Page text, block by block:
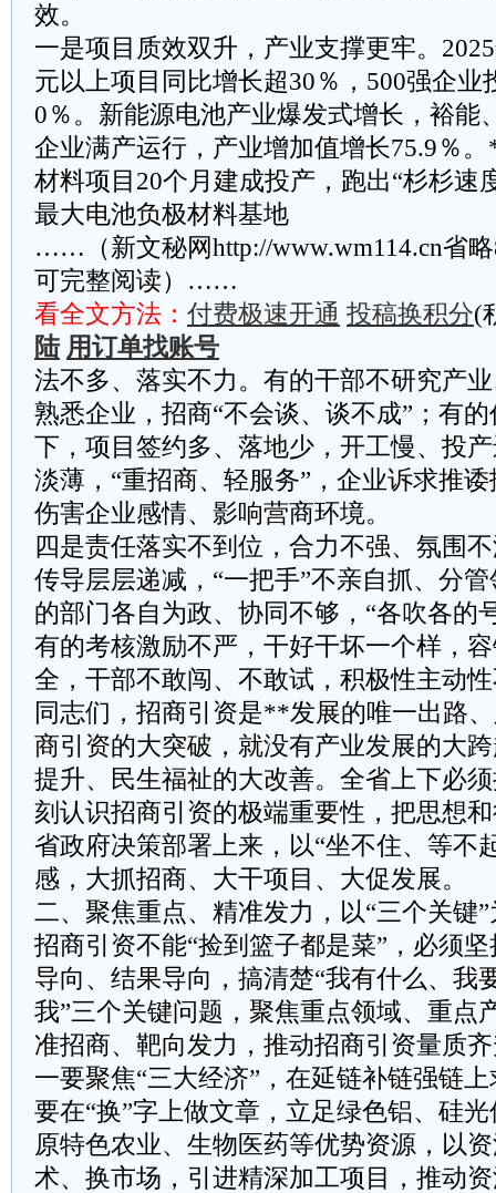
效。
一是项目质效双升，产业支撑更牢。
元以上项目同比增长超30％，500强企业
0％。新能源电池产业爆发式增长，裕能
企业满产运行，产业增加值增长75.9％
材料项目20个月建成投产，跑出“杉杉速
最大电池负极材料基地
……（新文秘网http://www.wm114.cn省
可完整阅读）……
看全文方法： 付费极速开通 投稿换积分(
陆 用订单找账号
法不多、落实不力。有的干部不研究产
熟悉企业，招商“不会谈、谈不成”；有
下，项目签约多、落地少，开工慢、投
淡薄，“重招商、轻服务”，企业诉求推
伤害企业感情、影响营商环境。
四是责任落实不到位，合力不强、氛围
传导层层递减，“一把手”不亲自抓、分
的部门各自为政、协同不够，“各吹各的
有的考核激励不严，干好干坏一个样，
全，干部不敢闯、不敢试，积极性主动
同志们，招商引资是**发展的唯一出路
商引资的大突破，就没有产业发展的大
提升、民生福祉的大改善。全省上下必
刻认识招商引资的极端重要性，把思想
省政府决策部署上来，以“坐不住、等不
感，大抓招商、大干项目、大促发展。
二、聚焦重点、精准发力，以“三个关键
招商引资不能“捡到篮子都是菜”，必须
导向、结果导向，搞清楚“我有什么、我
我”三个关键问题，聚焦重点领域、重点
准招商、靶向发力，推动招商引资量质
一要聚焦“三大经济”，在延链补链强链
要在“换”字上做文章，立足绿色铝、硅
原特色农业、生物医药等优势资源，以
术、换市场，引进精深加工项目，推动